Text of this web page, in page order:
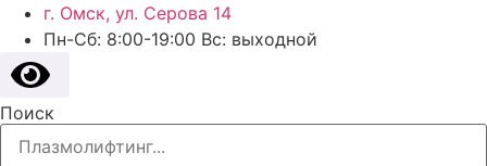
г. Омск, ул. Серова 14
Пн-Сб: 8:00-19:00 Вс: выходной
Поиск